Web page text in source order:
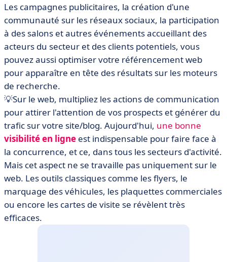
Les campagnes publicitaires, la création d'une
communauté sur les réseaux sociaux, la participation
à des salons et autres événements accueillant des
acteurs du secteur et des clients potentiels, vous
pouvez aussi optimiser votre référencement web
pour apparaître en tête des résultats sur les moteurs
de recherche.
💡Sur le web, multipliez les actions de communication
pour attirer l'attention de vos prospects et générer du
trafic sur votre site/blog. Aujourd'hui, une bonne
visibilité en ligne est indispensable pour faire face à
la concurrence, et ce, dans tous les secteurs d'activité.
Mais cet aspect ne se travaille pas uniquement sur le
web. Les outils classiques comme les flyers, le
marquage des véhicules, les plaquettes commerciales
ou encore les cartes de visite se révèlent très
efficaces.